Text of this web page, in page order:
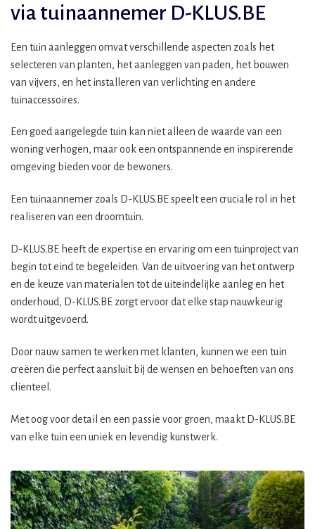
via tuinaannemer D-KLUS.BE
Een tuin aanleggen omvat verschillende aspecten zoals het
selecteren van planten, het aanleggen van paden, het bouwen
van vijvers, en het installeren van verlichting en andere
tuinaccessoires.
Een goed aangelegde tuin kan niet alleen de waarde van een
woning verhogen, maar ook een ontspannende en inspirerende
omgeving bieden voor de bewoners.
Een tuinaannemer zoals D-KLUS.BE speelt een cruciale rol in het
realiseren van een droomtuin.
D-KLUS.BE heeft de expertise en ervaring om een tuinproject van
begin tot eind te begeleiden. Van de uitvoering van het ontwerp
en de keuze van materialen tot de uiteindelijke aanleg en het
onderhoud, D-KLUS.BE zorgt ervoor dat elke stap nauwkeurig
wordt uitgevoerd.
Door nauw samen te werken met klanten, kunnen we een tuin
creëren die perfect aansluit bij de wensen en behoeften van ons
clienteel.
Met oog voor detail en een passie voor groen, maakt D-KLUS.BE
van elke tuin een uniek en levendig kunstwerk.